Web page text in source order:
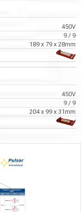
450V
9 / 9
189 x 79 x 28mm
450V
9 / 9
204 x 99 x 31mm